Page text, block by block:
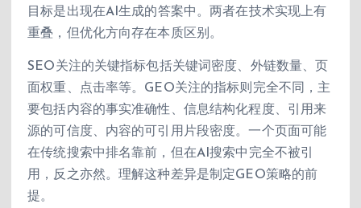
目标是出现在AI生成的答案中。两者在技术实现上有
重叠，但优化方向存在本质区别。
SEO关注的关键指标包括关键词密度、外链数量、页
面权重、点击率等。GEO关注的指标则完全不同，主
要包括内容的事实准确性、信息结构化程度、引用来
源的可信度、内容的可引用片段密度。一个页面可能
在传统搜索中排名靠前，但在AI搜索中完全不被引
用，反之亦然。理解这种差异是制定GEO策略的前
提。